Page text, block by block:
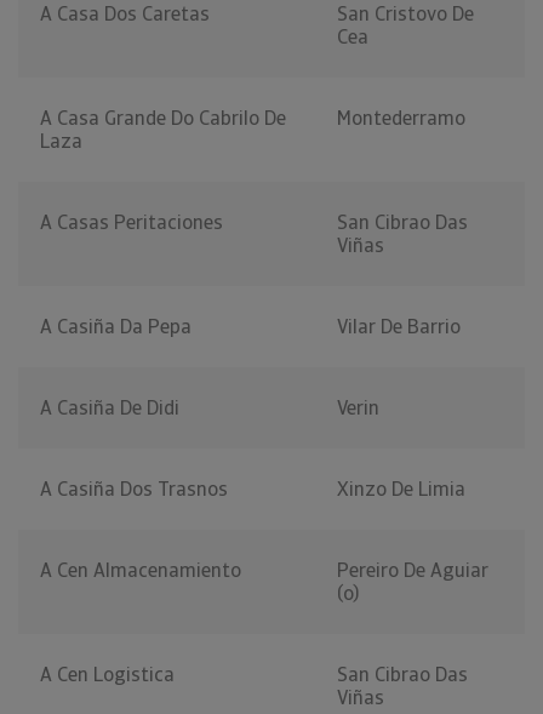
A Casa Dos Caretas
San Cristovo De
Cea
A Casa Grande Do Cabrilo De
Laza
Montederramo
A Casas Peritaciones
San Cibrao Das
Viñas
A Casiña Da Pepa Vilar De Barrio
A Casiña De Didi Verin
A Casiña Dos Trasnos Xinzo De Limia
A Cen Almacenamiento
Pereiro De Aguiar
(o)
A Cen Logistica
San Cibrao Das
Viñas